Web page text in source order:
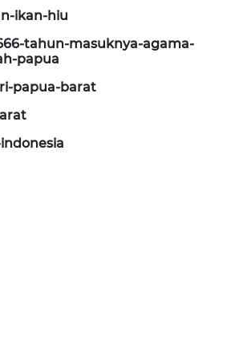
ikan-hiu
tahun-masuknya-agama-
papua
papua-barat